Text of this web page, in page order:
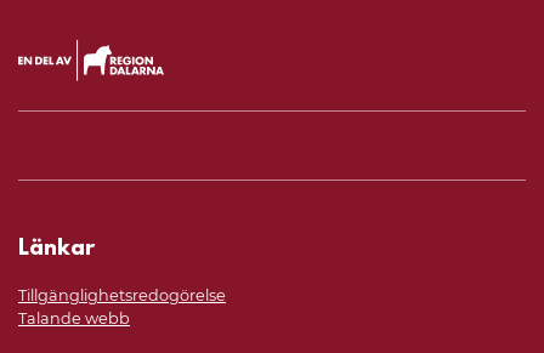
Länkar
Tillgänglighetsredogörelse
Talande webb